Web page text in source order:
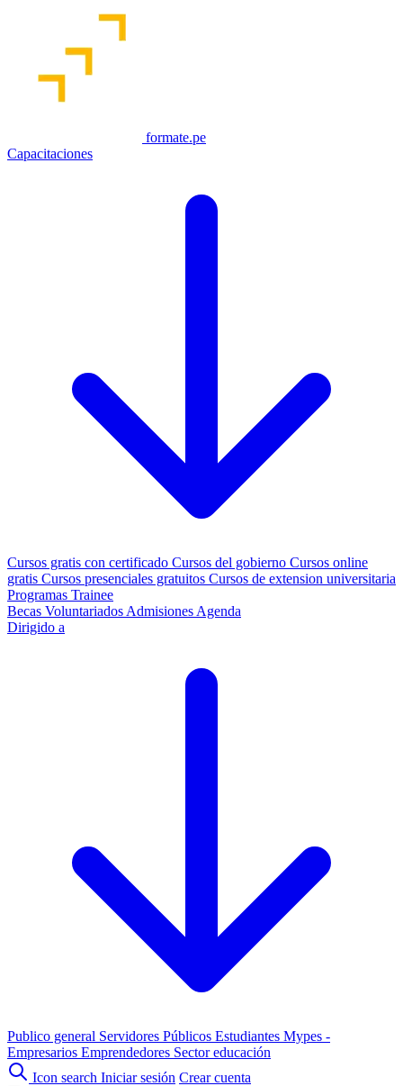
formate.pe
Capacitaciones
Cursos gratis con certificado Cursos del gobierno Cursos online
gratis Cursos presenciales gratuitos Cursos de extension universitaria
Programas Trainee
Becas Voluntariados Admisiones Agenda
Dirigido a
Publico general Servidores Públicos Estudiantes Mypes -
Empresarios Emprendedores Sector educación
Icon search Iniciar sesión Crear cuenta